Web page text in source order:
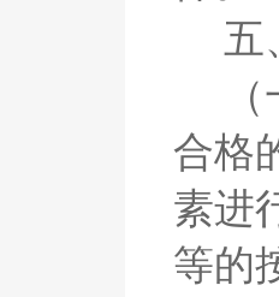
五
合格
素进
等的